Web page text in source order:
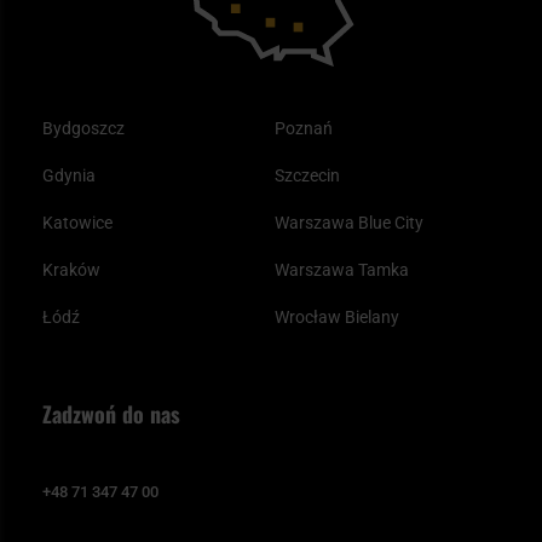
Bydgoszcz
Gdynia
Katowice
Kraków
Łódź
Poznań
Szczecin
Warszawa Blue City
Warszawa Tamka
Wrocław Bielany
Zadzwoń do nas
+48 71 347 47 00